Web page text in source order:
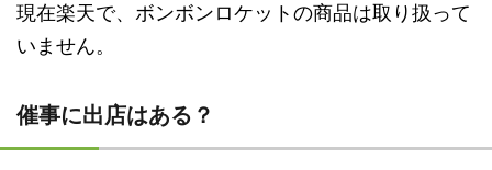
現在楽天で、ボンボンロケットの商品は取り扱って
いません。
催事に出店はある？